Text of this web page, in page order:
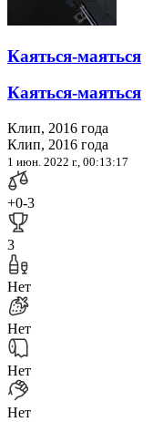
Каяться-маяться
Каяться-маяться
Клип, 2016 года
Клип, 2016 года
1 июн. 2022 г., 00:13:17
+0-3
3
Нет
Нет
Нет
Нет